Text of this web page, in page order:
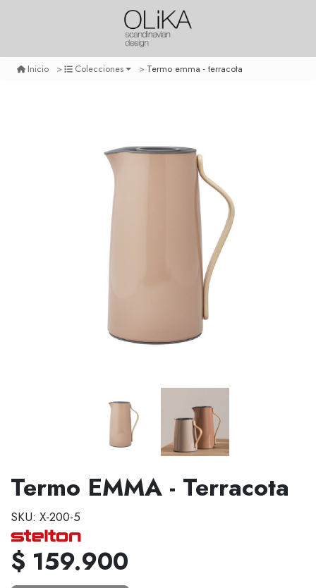
Inicio Colecciones Termo emma - terracota
Termo EMMA - Terracota
SKU: X-200-5
$ 159.900